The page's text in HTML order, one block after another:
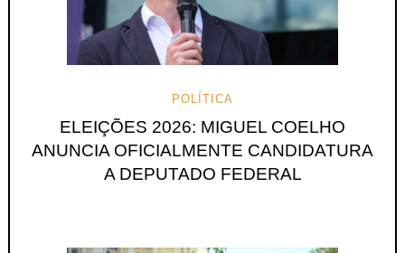
POLÍTICA
ELEIÇÕES 2026: MIGUEL COELHO
ANUNCIA OFICIALMENTE CANDIDATURA
A DEPUTADO FEDERAL